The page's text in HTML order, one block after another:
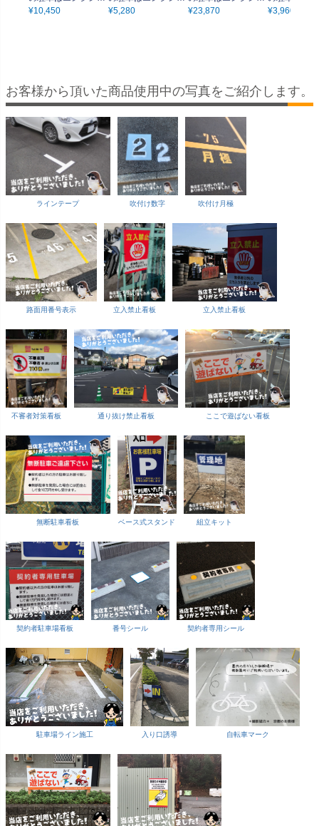
止めて」大サイズ
¥10,450
止めて」小サイズ
¥5,280
止めて」特大サイズ
¥23,870
止めて」特
¥3,960
お客様から頂いた商品使用中の写真をご紹介します。
ラインテープ 吹付け数字 吹付け月極
路面用番号表示 立入禁止看板 立入禁止看板
不審者対策看板 通り抜け禁止看板 ここで遊ばない看板
無断駐車看板 ベース式スタンド 組立キット
契約者駐車場看板 番号シール 契約者専用シール
駐車場ライン施工 入り口誘導 自転車マーク